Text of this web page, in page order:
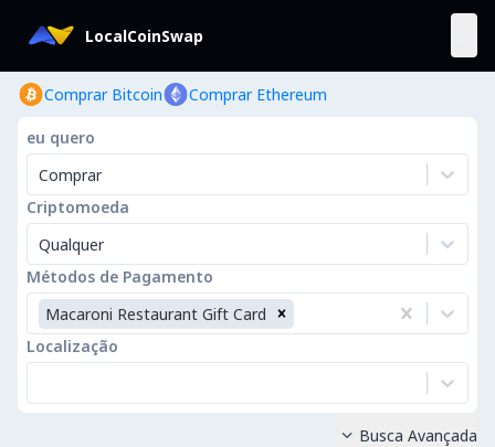
LocalCoinSwap
Comprar Bitcoin Comprar Ethereum
eu quero
Comprar
Criptomoeda
Qualquer
Métodos de Pagamento
Macaroni Restaurant Gift Card
Localização
 Busca Avançada